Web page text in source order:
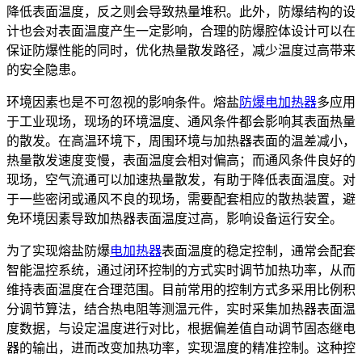
降低表面温度，反之则会导致热量堆积。此外，防爆结构的设
计也会对表面温度产生一定影响，合理的防爆腔体设计可以在
保证防爆性能的同时，优化热量散发路径，减少温度过高带来
的安全隐患。
环境因素也是不可忽视的影响条件。熔盐 防爆电加热器多应用
于工业现场，现场的环境温度、通风条件都会影响其表面热量
的散发。在高温环境下，周围环境与加热器表面的温差减小，
热量散发速度变慢，表面温度会相对偏高；而通风条件良好的
现场，空气流通可以加速热量散发，有助于降低表面温度。对
于一些密闭或通风不良的现场，需要配套相应的散热装置，避
免环境因素导致加热器表面温度过高，影响设备运行安全。
为了实现熔盐防爆电加热器表面温度的稳定控制，通常会配套
智能温控系统，通过闭环控制的方式实时调节加热功率，从而
维持表面温度在合理范围。目前常用的控制方式多采用比例积
分调节算法，结合热电阻等测温元件，实时采集加热器表面温
度数据，与设定温度进行对比，根据偏差值自动调节固态继电
器的输出，进而改变加热功率，实现温度的精准控制。这种控